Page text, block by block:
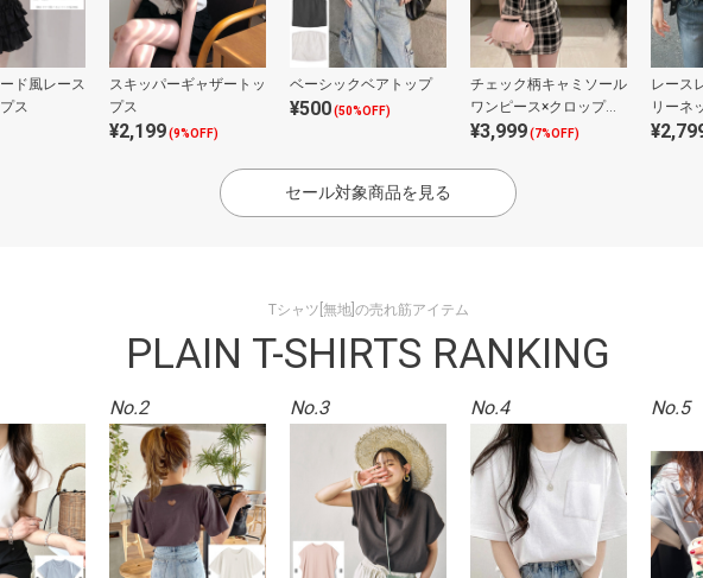
ド風レース
ス
スキッパーギャザートッ
プス
¥2,199(9%OFF)
ベーシックベアトップ
¥500(50%OFF)
チェック柄キャミソール
ワンピース×クロップド
トップスニットアンサン
¥3,999(7%OFF)
レース
リーネ
セール対象商品を見る
Tシャツ[無地]の売れ筋アイテム
PLAIN T-SHIRTS RANKING
No.2 No.3 No.4 No.5